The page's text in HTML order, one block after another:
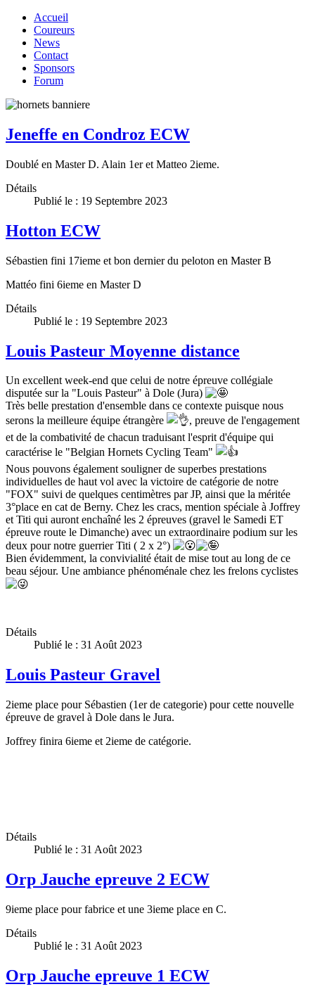
Accueil
Coureurs
News
Contact
Sponsors
Forum
Jeneffe en Condroz ECW
Doublé en Master D. Alain 1er et Matteo 2ieme.
Détails
Publié le : 19 Septembre 2023
Hotton ECW
Sébastien fini 17ieme et bon dernier du peloton en Master B
Mattéo fini 6ieme en Master D
Détails
Publié le : 19 Septembre 2023
Louis Pasteur Moyenne distance
Un excellent week-end que celui de notre épreuve collégiale
disputée sur la "Louis Pasteur" à Dole (Jura)
Très belle prestation d'ensemble dans ce contexte puisque nous
serons la meilleure équipe étrangère
, preuve de l'engagement
et de la combativité de chacun traduisant l'esprit d'équipe qui
caractérise le "Belgian Hornets Cycling Team"
Nous pouvons également souligner de superbes prestations
individuelles de haut vol avec la victoire de catégorie de notre
"FOX" suivi de quelques centimètres par JP, ainsi que la méritée
3°place en cat de Berny. Chez les cracs, mention spéciale à Joffrey
et Titi qui auront enchaîné les 2 épreuves (gravel le Samedi ET
épreuve route le Dimanche) avec un extraordinaire podium sur les
deux pour notre guerrier Titi ( 2 x 2°)
Bien évidemment, la convivialité était de mise tout au long de ce
beau séjour. Une ambiance phénoménale chez les frelons cyclistes
Détails
Publié le : 31 Août 2023
Louis Pasteur Gravel
2ieme place pour Sébastien (1er de categorie) pour cette nouvelle
épreuve de gravel à Dole dans le Jura.
Joffrey finira 6ieme et 2ieme de catégorie.
Détails
Publié le : 31 Août 2023
Orp Jauche epreuve 2 ECW
9ieme place pour fabrice et une 3ieme place en C.
Détails
Publié le : 31 Août 2023
Orp Jauche epreuve 1 ECW